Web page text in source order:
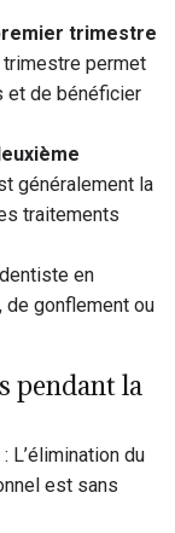
trimestre
trimestre permet
et de bénéficier
généralement la
traitements
en
de gonflement ou
pendant la
: L’élimination du
est sans